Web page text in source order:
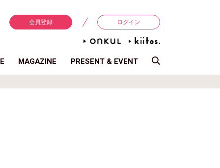
会員登録 ログイン
MAGAZINE PRESENT & EVENT